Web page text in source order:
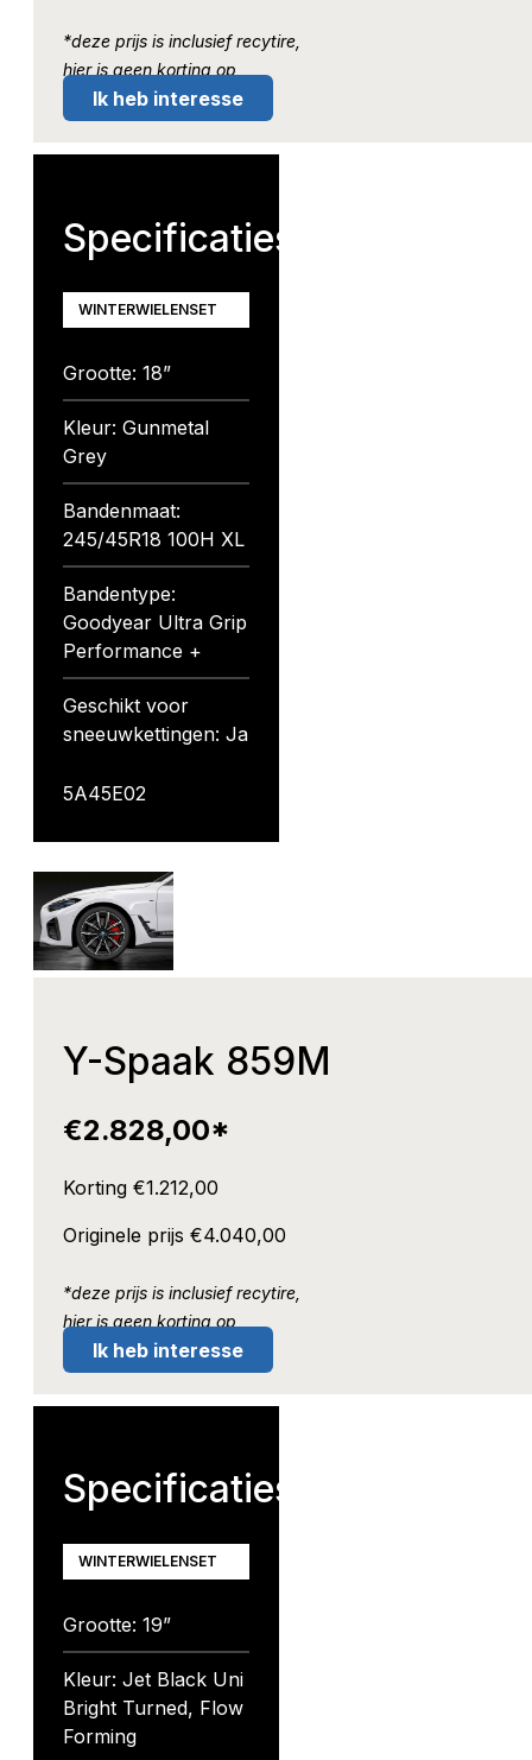
*deze prijs is inclusief recytire,
hier is geen korting op
Ik heb interesse
Specificaties
WINTERWIELENSET
Grootte: 18”
Kleur: Gunmetal
Grey
Bandenmaat:
245/45R18 100H XL
Bandentype:
Goodyear Ultra Grip
Performance +
Geschikt voor
sneeuwkettingen: Ja
5A45E02
Y-Spaak 859M
€2.828,00*
Korting €1.212,00
Originele prijs €4.040,00
*deze prijs is inclusief recytire,
hier is geen korting op
Ik heb interesse
Specificaties
WINTERWIELENSET
Grootte: 19”
Kleur: Jet Black Uni
Bright Turned, Flow
Forming